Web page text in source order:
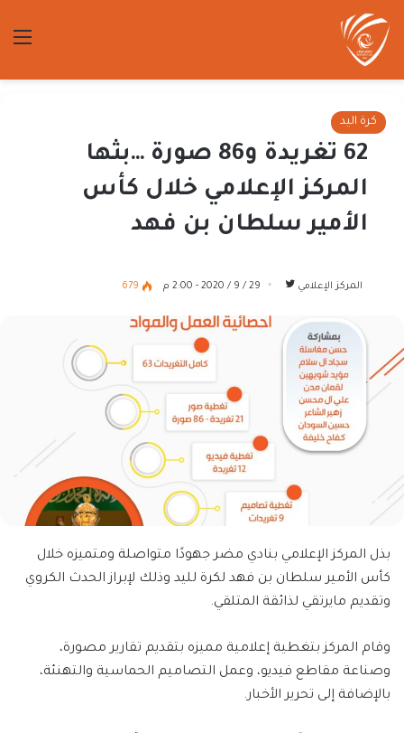
كرة اليد
62 تغريدة و86 صورة …بثها
المركز الإعلامي خلال كأس
الأمير سلطان بن فهد
المركز الإعلامي
تابع
تويتر
29 / 9 / 2020 - 2:00 م 679
بذل المركز الإعلامي بنادي مضر جهودًا متواصلة ومتميزه خلال
كأس الأمير سلطان بن فهد لكرة لليد وذلك لإبراز الحدث الكروي
وتقديم مايرتقي لذائقة المتلقي.
وقام المركز بتغطية إعلامية مميزه بتقديم تقارير مصورة،
وصناعة مقاطع فيديو، وعمل التصاميم الحماسية والتهنئة،
بالإضافة إلى تحرير الأخبار.